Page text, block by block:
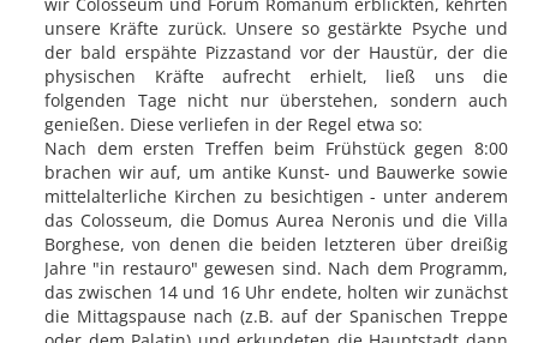
unsere Kräfte zurück. Unsere so gestärkte Psyche und
der bald erspähte Pizzastand vor der Haustür, der die
physischen Kräfte aufrecht erhielt, ließ uns die
folgenden Tage nicht nur überstehen, sondern auch
genießen. Diese verliefen in der Regel etwa so:
Nach dem ersten Treffen beim Frühstück gegen 8:00
brachen wir auf, um antike Kunst- und Bauwerke sowie
mittelalterliche Kirchen zu besichtigen - unter anderem
das Colosseum, die Domus Aurea Neronis und die Villa
Borghese, von denen die beiden letzteren über dreißig
Jahre "in restauro" gewesen sind. Nach dem Programm,
das zwischen 14 und 16 Uhr endete, holten wir zunächst
die Mittagspause nach (z.B. auf der Spanischen Treppe